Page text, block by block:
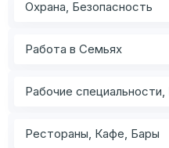
Охрана, Безопасность
Работа в Семьях
Рабочие
Рестораны, Кафе, Бары